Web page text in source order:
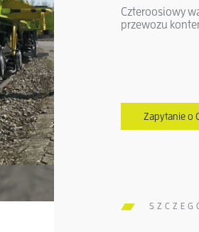
Czteroosiowy
przewozu
Zapytanie o